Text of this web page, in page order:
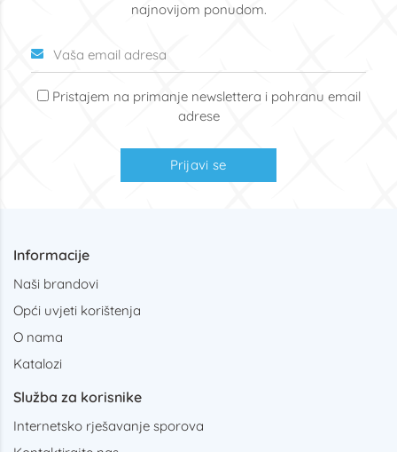
najnovijom ponudom.
Pristajem na primanje newslettera i pohranu email
adrese
Prijavi se
Informacije
Naši brandovi
Opći uvjeti korištenja
O nama
Katalozi
Služba za korisnike
Internetsko rješavanje sporova